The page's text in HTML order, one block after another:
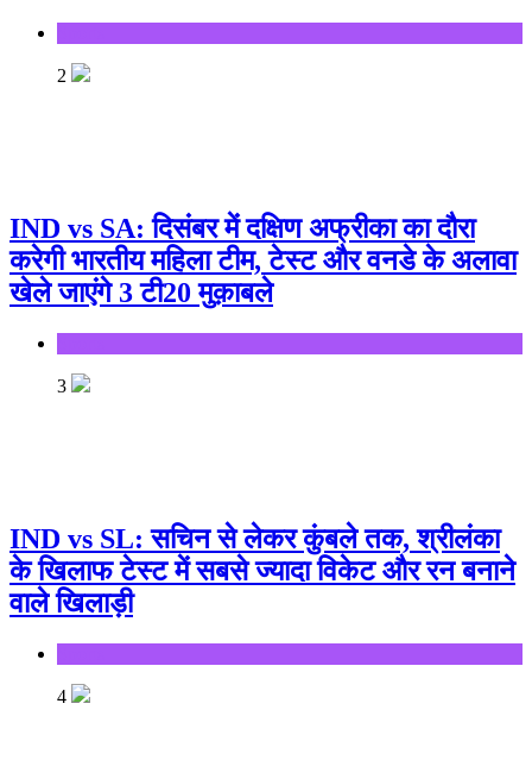
2
IND vs SA: दिसंबर में दक्षिण अफ्रीका का दौरा
करेगी भारतीय महिला टीम, टेस्ट और वनडे के अलावा
खेले जाएंगे 3 टी20 मुक़ाबले
3
IND vs SL: सचिन से लेकर कुंबले तक, श्रीलंका
के खिलाफ टेस्ट में सबसे ज्यादा विकेट और रन बनाने
वाले खिलाड़ी
4